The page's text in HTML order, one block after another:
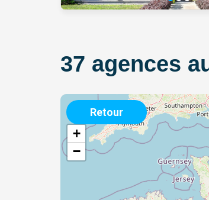
37 agences
+
−
Retour